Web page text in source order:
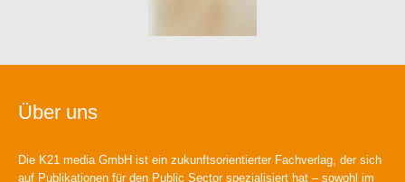
Über uns
Die K21 media GmbH ist ein zukunftsorientierter Fachverlag, der sich
auf Publikationen für den Public Sector spezialisiert hat – sowohl im